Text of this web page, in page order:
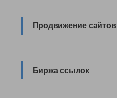
Продвижение сайтов
Биржа ссылок